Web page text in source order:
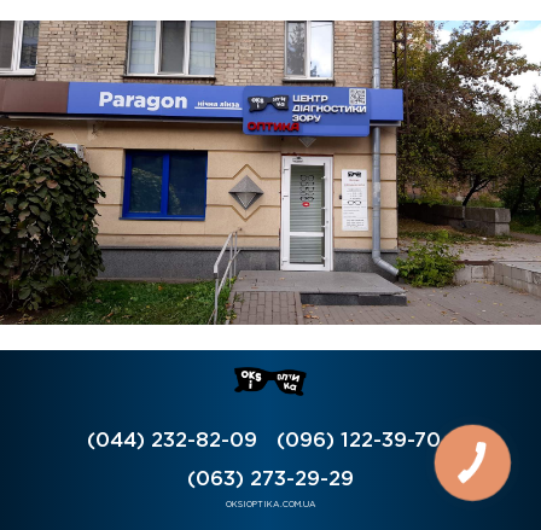
(044) 232-82-09 (096) 122-39-70
(063) 273-29-29
OKSIOPTIKA.COM.UA